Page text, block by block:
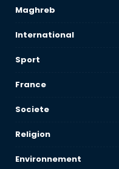
Maghreb
International
Sport
France
Societe
Religion
Environnement